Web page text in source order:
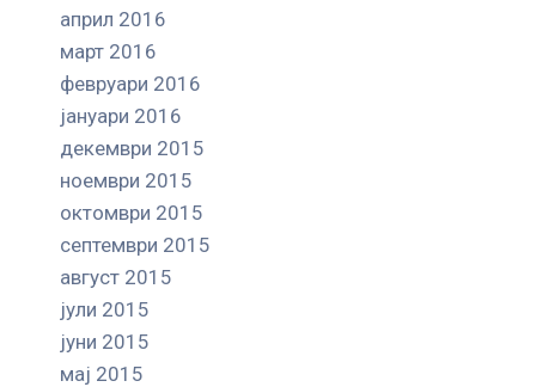
април 2016
март 2016
февруари 2016
јануари 2016
декември 2015
ноември 2015
октомври 2015
септември 2015
август 2015
јули 2015
јуни 2015
мај 2015